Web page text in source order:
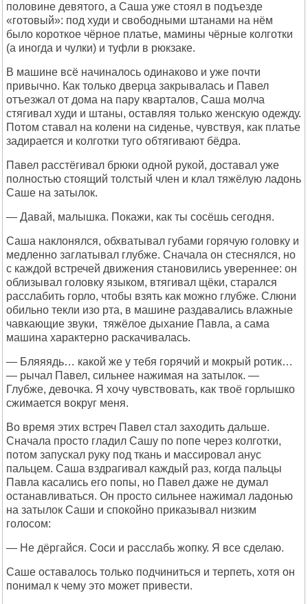
половине девятого, а Саша уже стоял в подъезде
«готовый»: под худи и свободными штанами на нём
было короткое чёрное платье, мамины чёрные колготки
(а иногда и чулки) и туфли в рюкзаке.
В машине всё начиналось одинаково и уже почти
привычно. Как только дверца закрывалась и Павел
отъезжал от дома на пару кварталов, Саша молча
стягивал худи и штаны, оставляя только женскую одежду.
Потом ставал на колени на сиденье, чувствуя, как платье
задирается и колготки туго обтягивают бёдра.
Павел расстёгивал брюки одной рукой, доставал уже
полностью стоящий толстый член и клал тяжёлую ладонь
Саше на затылок.
— Давай, малышка. Покажи, как ты сосёшь сегодня.
Саша наклонялся, обхватывал губами горячую головку и
медленно заглатывал глубже. Сначала он стеснялся, но
с каждой встречей движения становились увереннее: он
облизывал головку языком, втягивал щёки, старался
расслабить горло, чтобы взять как можно глубже. Слюни
обильно текли изо рта, в машине раздавались влажные
чавкающие звуки, тяжёлое дыхание Павла, а сама
машина характерно раскачивалась.
— Бляяядь… какой же у тебя горячий и мокрый ротик…
— рычал Павел, сильнее нажимая на затылок. —
Глубже, девочка. Я хочу чувствовать, как твоё горлышко
сжимается вокруг меня.
Во время этих встреч Павел стал заходить дальше.
Сначала просто гладил Сашу по попе через колготки,
потом запускал руку под ткань и массировал анус
пальцем. Саша вздрагивал каждый раз, когда пальцы
Павла касались его попы, но Павел даже не думал
останавливаться. Он просто сильнее нажимал ладонью
на затылок Саши и спокойно приказывал низким
голосом:
— Не дёргайся. Соси и расслабь жопку. Я все сделаю.
Саше оставалось только подчиниться и терпеть, хотя он
понимал к чему это может привести.